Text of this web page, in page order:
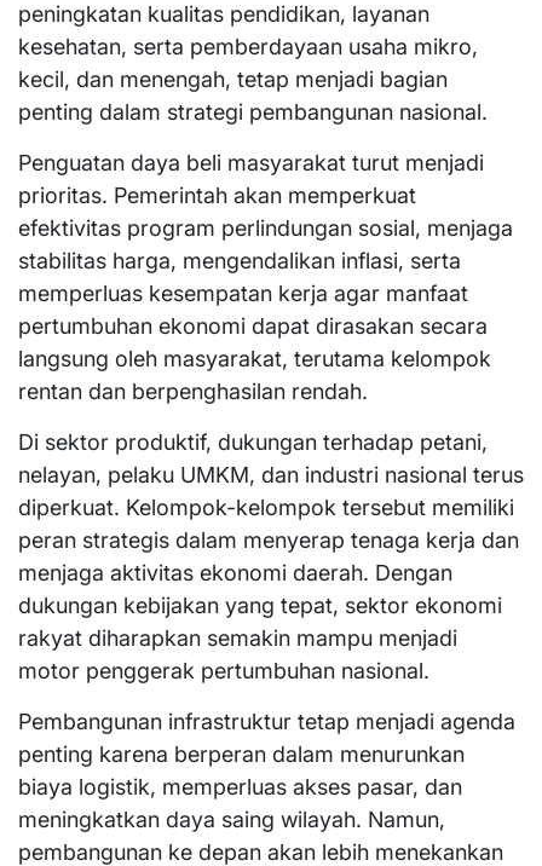
peningkatan kualitas pendidikan, layanan
kesehatan, serta pemberdayaan usaha mikro,
kecil, dan menengah, tetap menjadi bagian
penting dalam strategi pembangunan nasional.
Penguatan daya beli masyarakat turut menjadi
prioritas. Pemerintah akan memperkuat
efektivitas program perlindungan sosial, menjaga
stabilitas harga, mengendalikan inflasi, serta
memperluas kesempatan kerja agar manfaat
pertumbuhan ekonomi dapat dirasakan secara
langsung oleh masyarakat, terutama kelompok
rentan dan berpenghasilan rendah.
Di sektor produktif, dukungan terhadap petani,
nelayan, pelaku UMKM, dan industri nasional terus
diperkuat. Kelompok-kelompok tersebut memiliki
peran strategis dalam menyerap tenaga kerja dan
menjaga aktivitas ekonomi daerah. Dengan
dukungan kebijakan yang tepat, sektor ekonomi
rakyat diharapkan semakin mampu menjadi
motor penggerak pertumbuhan nasional.
Pembangunan infrastruktur tetap menjadi agenda
penting karena berperan dalam menurunkan
biaya logistik, memperluas akses pasar, dan
meningkatkan daya saing wilayah. Namun,
pembangunan ke depan akan lebih menekankan